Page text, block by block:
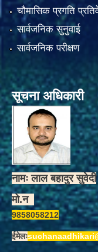
चौमासिक प्रगति
सार्वजनिक सुनुवाई
सार्वजनिक परीक्षण
सूचना अधिकारी
नामः लाल बहादुर सुवेदी
मो.न
9858058212
ईमेलः